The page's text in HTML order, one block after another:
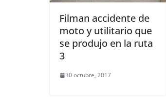
Filman accidente de
moto y utilitario que
se produjo en la ruta
3
30 octubre, 2017